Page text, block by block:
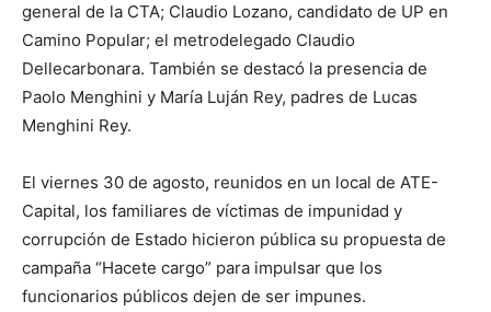
general de la CTA; Claudio Lozano, candidato de UP en
Camino Popular; el metrodelegado Claudio
Dellecarbonara. También se destacó la presencia de
Paolo Menghini y María Luján Rey, padres de Lucas
Menghini Rey.
El viernes 30 de agosto, reunidos en un local de ATE-
Capital, los familiares de víctimas de impunidad y
corrupción de Estado hicieron pública su propuesta de
campaña “Hacete cargo” para impulsar que los
funcionarios públicos dejen de ser impunes.